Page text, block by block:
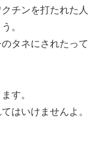
チンを打たれた人
。
タネにされたって
す。
はいけませんよ。